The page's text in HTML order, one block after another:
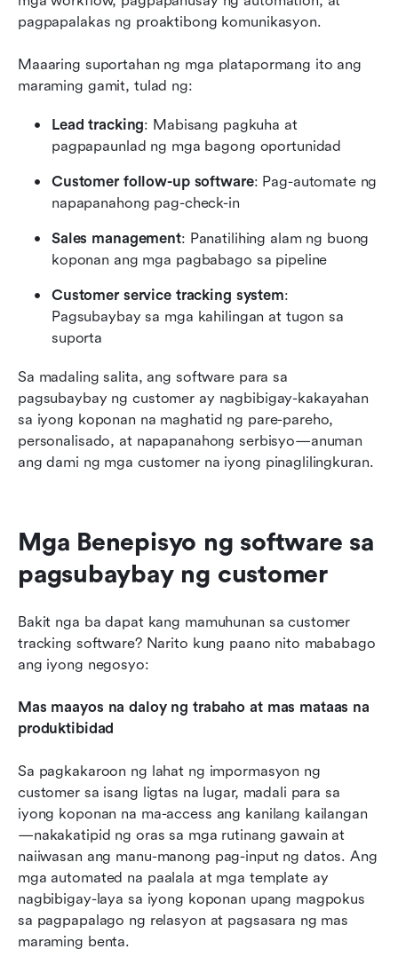
pagpapalakas ng proaktibong komunikasyon.
Maaaring suportahan ng mga platapormang ito ang
maraming gamit, tulad ng:
Lead tracking: Mabisang pagkuha at
pagpapaunlad ng mga bagong oportunidad
Customer follow-up software: Pag-automate ng
napapanahong pag-check-in
Sales management: Panatilihing alam ng buong
koponan ang mga pagbabago sa pipeline
Customer service tracking system:
Pagsubaybay sa mga kahilingan at tugon sa
suporta
Sa madaling salita, ang software para sa
pagsubaybay ng customer ay nagbibigay-kakayahan
sa iyong koponan na maghatid ng pare-pareho,
personalisado, at napapanahong serbisyo—anuman
ang dami ng mga customer na iyong pinaglilingkuran.
Mga Benepisyo ng software sa
pagsubaybay ng customer
Bakit nga ba dapat kang mamuhunan sa customer
tracking software? Narito kung paano nito mababago
ang iyong negosyo:
Mas maayos na daloy ng trabaho at mas mataas na
produktibidad
Sa pagkakaroon ng lahat ng impormasyon ng
customer sa isang ligtas na lugar, madali para sa
iyong koponan na ma-access ang kanilang kailangan
—nakakatipid ng oras sa mga rutinang gawain at
naiiwasan ang manu-manong pag-input ng datos. Ang
mga automated na paalala at mga template ay
nagbibigay-laya sa iyong koponan upang magpokus
sa pagpapalago ng relasyon at pagsasara ng mas
maraming benta.